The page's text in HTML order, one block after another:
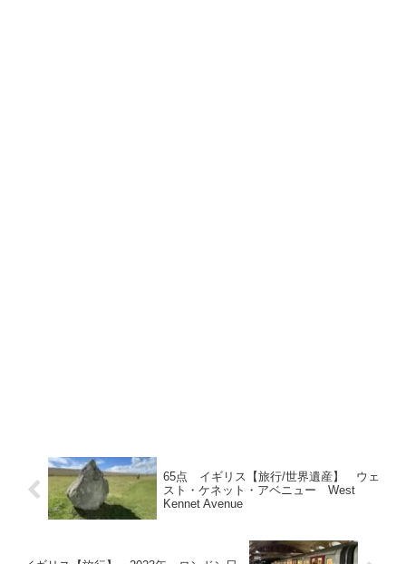
65点 イギリス【旅行/世界遺産】 ウェ
スト・ケネット・アベニュー West
Kennet Avenue